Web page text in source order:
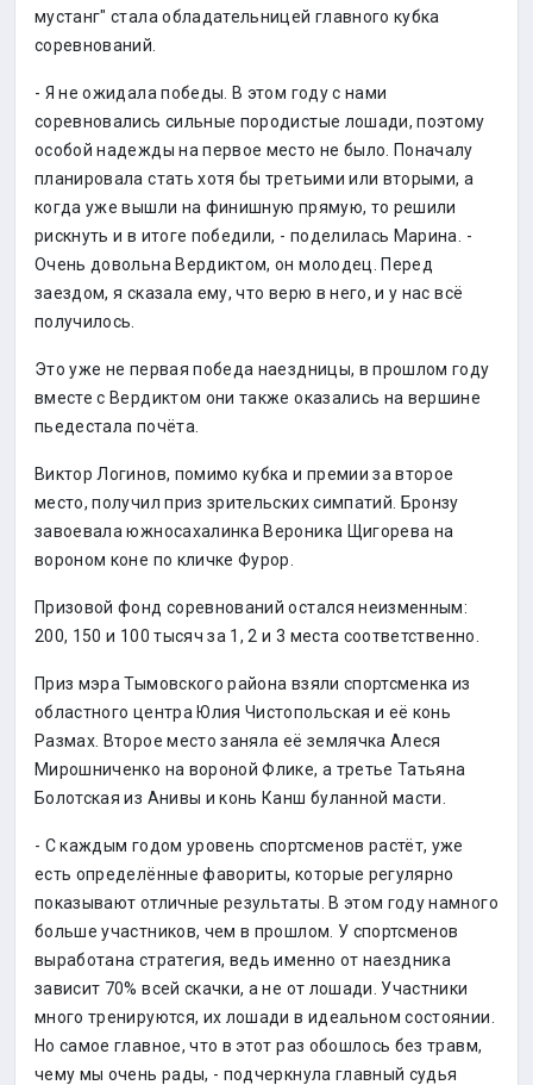
мустанг" стала обладательницей главного кубка
соревнований.
- Я не ожидала победы. В этом году с нами
соревновались сильные породистые лошади, поэтому
особой надежды на первое место не было. Поначалу
планировала стать хотя бы третьими или вторыми, а
когда уже вышли на финишную прямую, то решили
рискнуть и в итоге победили, - поделилась Марина. -
Очень довольна Вердиктом, он молодец. Перед
заездом, я сказала ему, что верю в него, и у нас всё
получилось.
Это уже не первая победа наездницы, в прошлом году
вместе с Вердиктом они также оказались на вершине
пьедестала почёта.
Виктор Логинов, помимо кубка и премии за второе
место, получил приз зрительских симпатий. Бронзу
завоевала южносахалинка Вероника Щигорева на
вороном коне по кличке Фурор.
Призовой фонд соревнований остался неизменным:
200, 150 и 100 тысяч за 1, 2 и 3 места соответственно.
Приз мэра Тымовского района взяли спортсменка из
областного центра Юлия Чистопольская и её конь
Размах. Второе место заняла её землячка Алеся
Мирошниченко на вороной Флике, а третье Татьяна
Болотская из Анивы и конь Канш буланной масти.
- С каждым годом уровень спортсменов растёт, уже
есть определённые фавориты, которые регулярно
показывают отличные результаты. В этом году намного
больше участников, чем в прошлом. У спортсменов
выработана стратегия, ведь именно от наездника
зависит 70% всей скачки, а не от лошади. Участники
много тренируются, их лошади в идеальном состоянии.
Но самое главное, что в этот раз обошлось без травм,
чему мы очень рады, - подчеркнула главный судья